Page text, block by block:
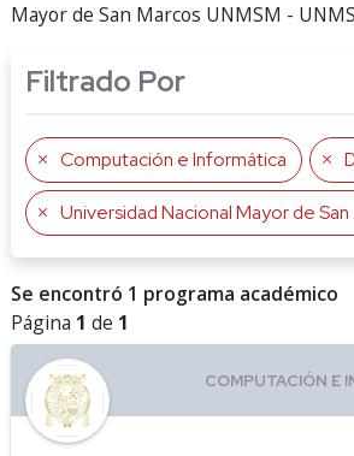
Mayor de San Marcos UNMSM -
Filtrado Por
Computación e Informática
Universidad Nacional Mayor de San Marcos UNMSM
Se encontró 1 programa académico
Página 1 de 1